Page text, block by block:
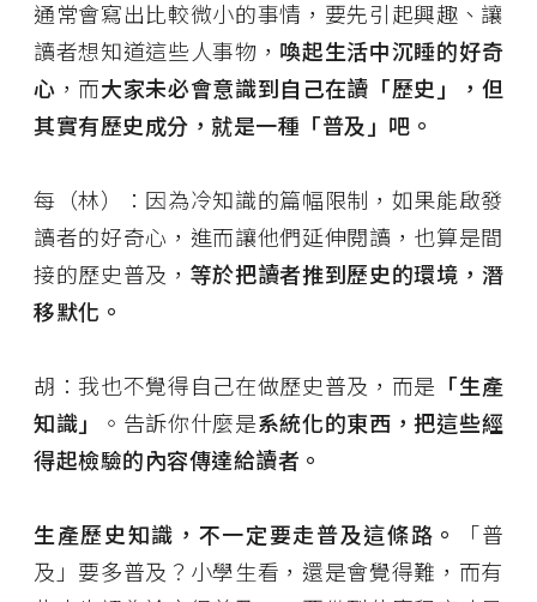
通常會寫出比較微小的事情，要先引起興趣、讓
讀者想知道這些人事物， 喚起生活中沉睡的好奇
心 ，而大家未必會意識到自己在讀「歷史」，但
其實有歷史成分，就是一種「普及」吧。
每（林）：因為冷知識的篇幅限制，如果能啟發
讀者的好奇心，進而讓他們延伸閱讀，也算是間
接的歷史普及， 等於把讀者推到歷史的環境，潛
移默化。
胡：我也不覺得自己在做歷史普及，而是 「生產
知識」
。告訴你什麼是系統化的東西，把這些經
得起檢驗的內容傳達給讀者。
生產歷史知識，不一定要走普及這條路。
「普
及」要多普及？小學生看，還是會覺得難，而有